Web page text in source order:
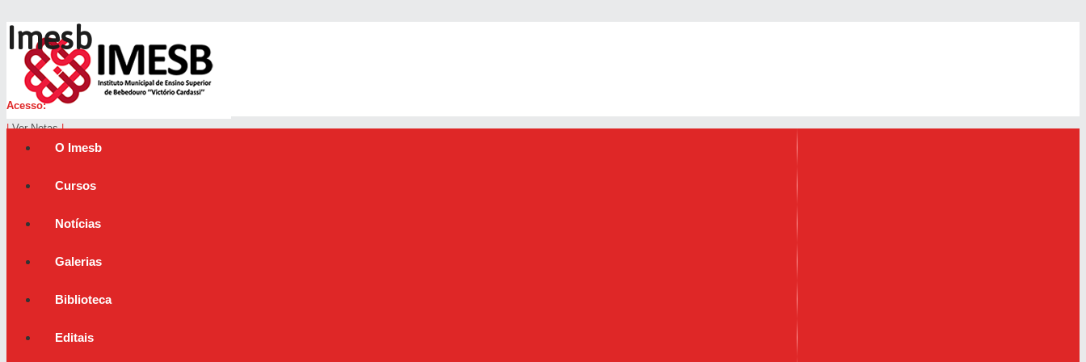
Imesb
Acesso:
|Ver Notas|
O Imesb
Cursos
Notícias
Galerias
Biblioteca
Editais